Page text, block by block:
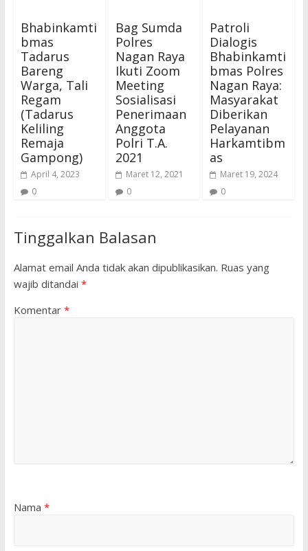
Bhabinkamti
bmas
Tadarus
Bareng
Warga, Tali
Regam
(Tadarus
Keliling
Remaja
Gampong)
April 4, 2023
0
Bag Sumda
Polres
Nagan Raya
Ikuti Zoom
Meeting
Sosialisasi
Penerimaan
Anggota
Polri T.A.
2021
Maret 12, 2021
0
Patroli
Dialogis
Bhabinkamti
bmas Polres
Nagan Raya:
Masyarakat
Diberikan
Pelayanan
Harkamtibm
as
Maret 19, 2024
0
Tinggalkan Balasan
Alamat email Anda tidak akan dipublikasikan. Ruas yang
wajib ditandai *
Komentar *
Nama *